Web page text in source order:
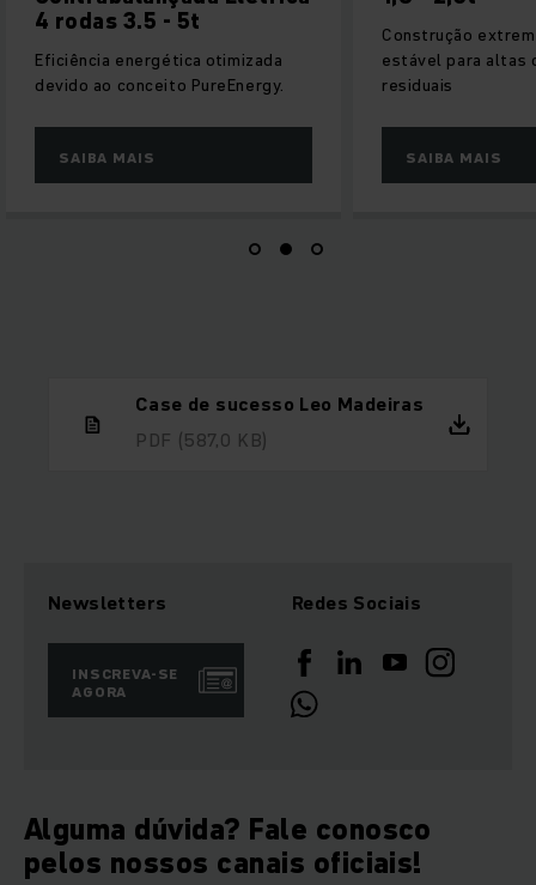
- 5t
otimizada
PureEnergy.
Construção extremamente
estável para altas capacidades
residuais
Case de sucesso Leo Madeiras
PDF (587,0 KB)
Newsletters
INSCREVA-SE
AGORA
Redes Sociais
Alguma dúvida? Fale conosco
pelos nossos canais oficiais!